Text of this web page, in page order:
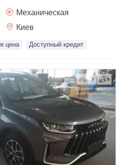
Механическая
Киев
цена Доступный кредит